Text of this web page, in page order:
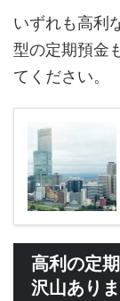
いずれも高利
型の定期預金
てください。
高利の定
沢山ありま